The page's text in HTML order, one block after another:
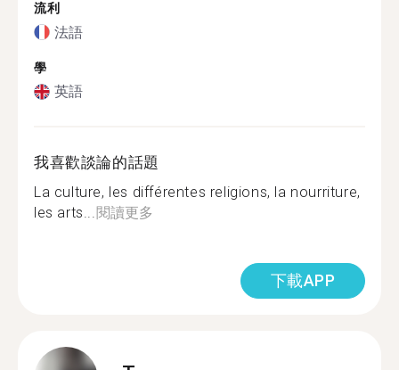
流利
法語
學
英語
我喜歡談論的話題
La culture, les différentes religions, la nourriture,
les arts...閱讀更多
下載APP